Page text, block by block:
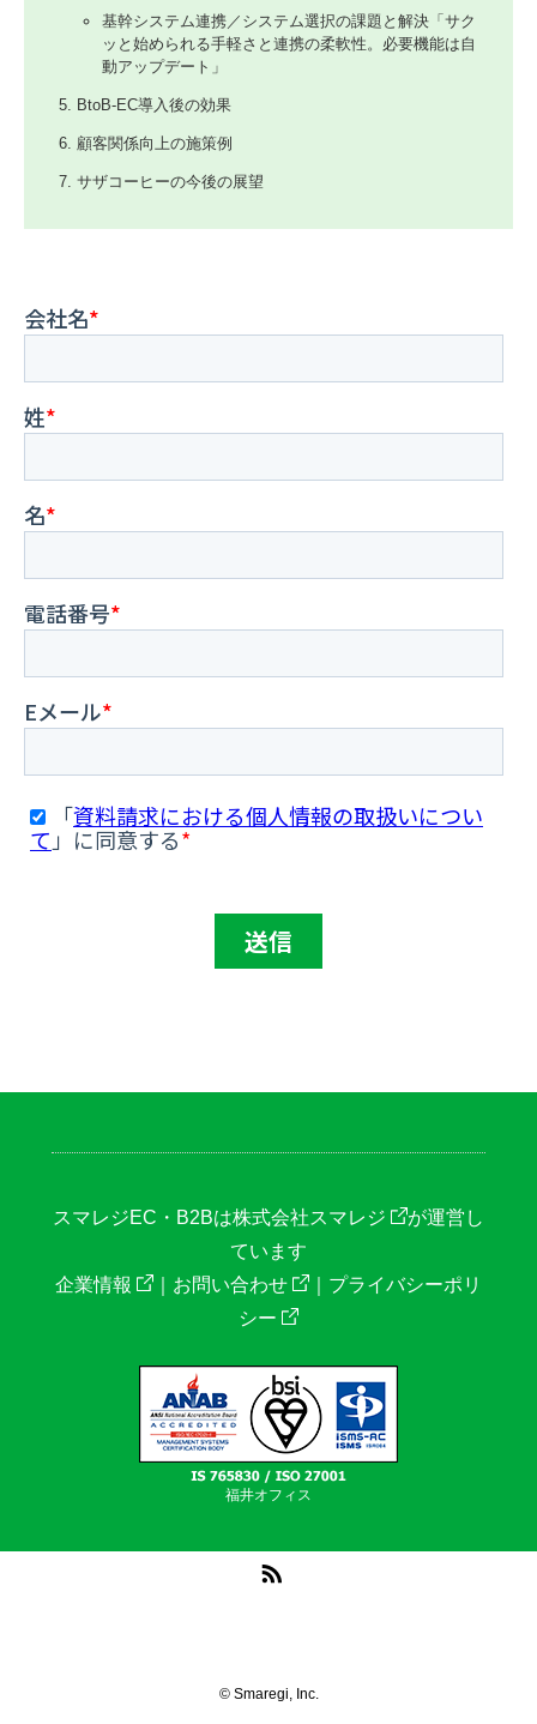
基幹システム連携／システム選択の課題と解決「サク
ッと始められる手軽さと連携の柔軟性。必要機能は自
動アップデート」
BtoB-EC導入後の効果
顧客関係向上の施策例
サザコーヒーの今後の展望
スマレジEC・B2Bは株式会社スマレジ
が運営し
ています
企業情報
｜ お問い合わせ ｜ プライバシーポリ
シー
福井オフィス
© Smaregi, Inc.